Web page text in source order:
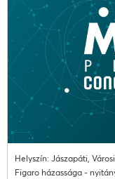
Helyszín: Jászapáti,
Figaro házassága -